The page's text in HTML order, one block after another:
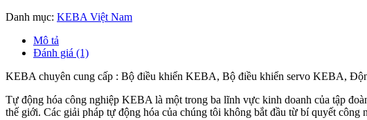
Danh mục: KEBA Việt Nam
Mô tả
Đánh giá (1)
KEBA chuyên cung cấp : Bộ điều khiển KEBA, Bộ điều khiển servo KEBA,
Tự động hóa công nghiệp KEBA là một trong ba lĩnh vực kinh doanh của tập
thế giới. Các giải pháp tự động hóa của chúng tôi không bắt đầu từ bí quyết công